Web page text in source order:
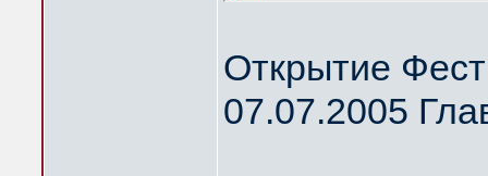
Открытие
07.07.2005